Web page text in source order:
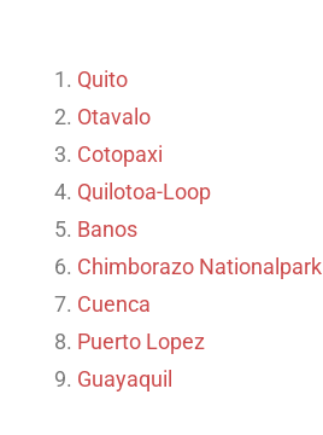
Quito
Otavalo
Cotopaxi
Quilotoa-Loop
Banos
Chimborazo Nationalpark
Cuenca
Puerto Lopez
Guayaquil